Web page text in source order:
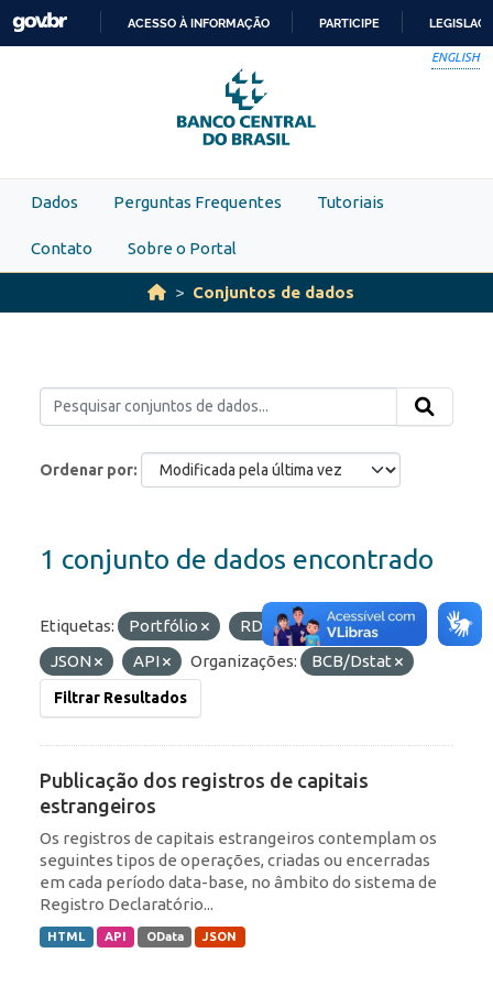
Skip to main content
PARA
O
CONTEÚDO
ACESSO À INFORMAÇÃO PARTICIPE
ENGLISH
Dados Perguntas Frequentes Tutoriais
Contato Sobre o Portal
Conjuntos de dados
Ordenar por
1 conjunto de dados encontrado
Etiquetas: Portfólio RDE
Formatos:
JSON
API Organizações: BCB/Dstat
Filtrar Resultados
Publicação dos registros de capitais
estrangeiros
Os registros de capitais estrangeiros contemplam os
seguintes tipos de operações, criadas ou encerradas
em cada período data-base, no âmbito do sistema de
Registro Declaratório...
HTML API OData JSON